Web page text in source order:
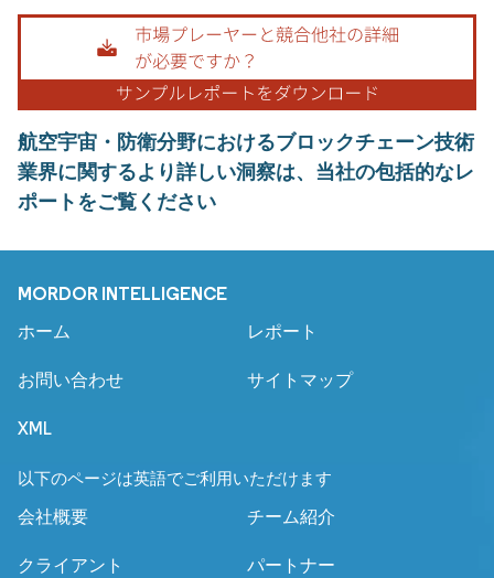
航空宇宙・防衛分野におけるブロックチェーン技術
業界に関するより詳しい洞察は、当社の包括的なレ
ポートをご覧ください
MORDOR INTELLIGENCE
ホーム レポート
お問い合わせ サイトマップ
XML
以下のページは英語でご利用いただけます
会社概要 チーム紹介
クライアント パートナー